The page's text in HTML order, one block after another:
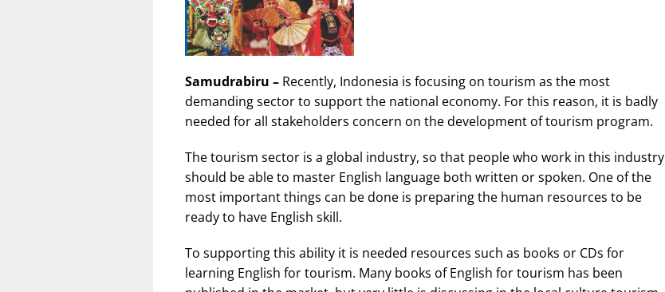
Samudrabiru – Recently, Indonesia is focusing on tourism as the most
demanding sector to support the national economy. For this reason, it is badly
needed for all stakeholders concern on the development of tourism program.
The tourism sector is a global industry, so that people who work in this industry
should be able to master English language both written or spoken. One of the
most important things can be done is preparing the human resources to be
ready to have English skill.
To supporting this ability it is needed resources such as books or CDs for
learning English for tourism. Many books of English for tourism has been